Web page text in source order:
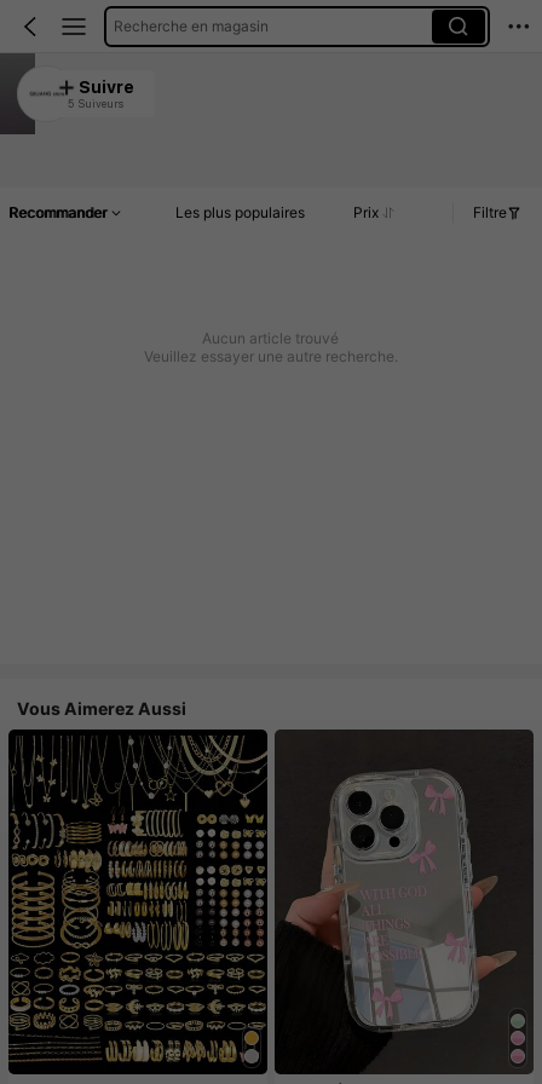
Recherche en magasin
QILIANG store
4.62
Suivre
5 Suiveurs
Recommander Les plus populaires Prix Filtre
Aucun article trouvé
Veuillez essayer une autre recherche.
Vous Aimerez Aussi